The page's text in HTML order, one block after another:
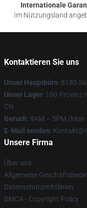
Internationale
Im Nutzungsland
Kontaktieren Sie uns
Unser Hauptbüro: 8180
Unser Lager: 160 Provinz
CN
Geruch: 9AM – 5PM (Mon
E-Mail senden:
Unsere Firma
Über uns
Allgemeine
Datenschutzrichtlinien
DMCA - Copyright Policy